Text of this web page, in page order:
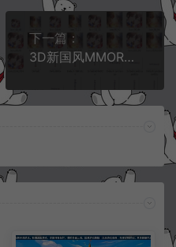
下一篇：
3D新国风MMORPG手游【3D仙剑奇侠传移动版】全套服务端源码+客户端源码